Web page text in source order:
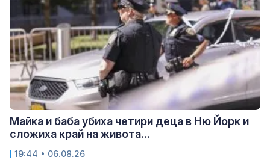
Майка и баба убиха четири деца в Ню Йорк и
сложиха край на живота...
19:44 • 06.08.26